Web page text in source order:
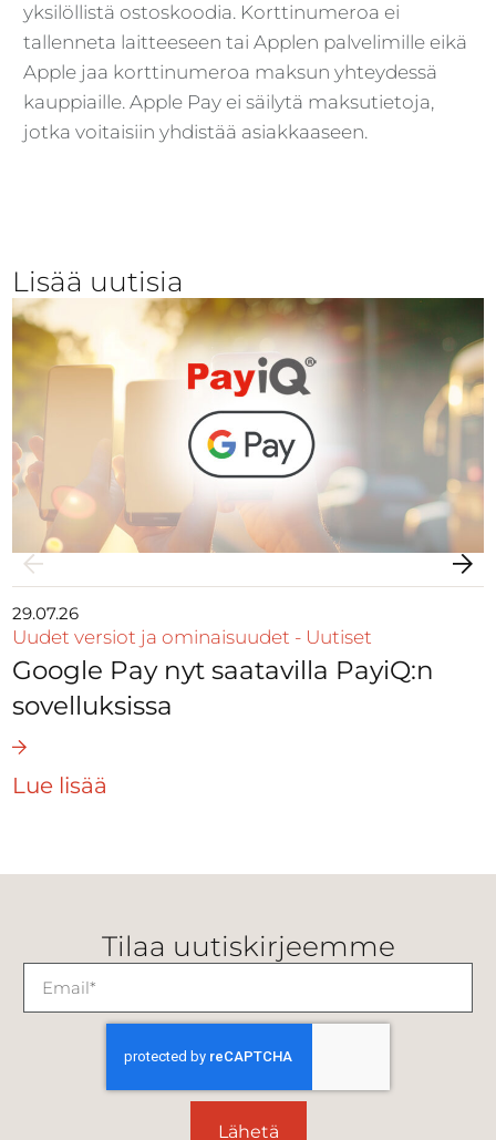
yksilöllistä ostoskoodia. Korttinumeroa ei
tallenneta laitteeseen tai Applen palvelimille eikä
Apple jaa korttinumeroa maksun yhteydessä
kauppiaille. Apple Pay ei säilytä maksutietoja,
jotka voitaisiin yhdistää asiakkaaseen.
Lisää uutisia
29.07.26
Uudet versiot ja ominaisuudet - Uutiset
Google Pay nyt saatavilla PayiQ:n
sovelluksissa
Lue lisää
Tilaa uutiskirjeemme
Lähetä